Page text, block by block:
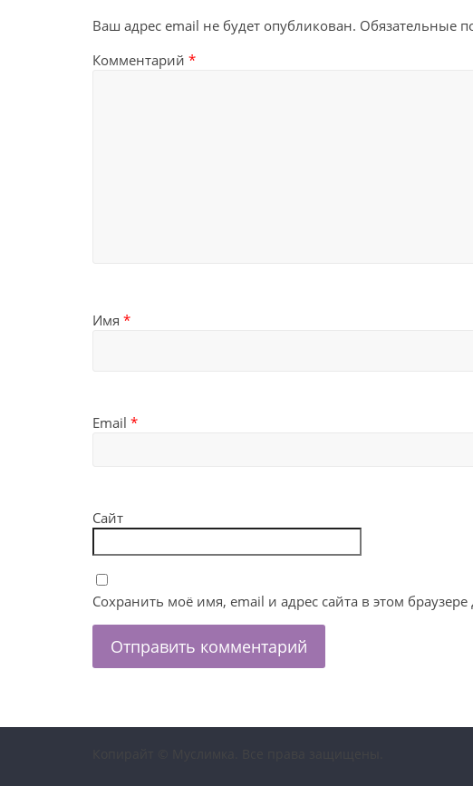
Ваш адрес email не будет опубликован. Обязательные
Комментарий *
Имя *
Email *
Сайт
Сохранить моё имя, email и адрес сайта в этом